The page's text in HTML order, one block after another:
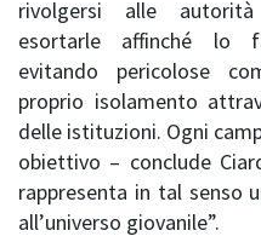
rivolgersi alle autorità
esortarle affinché lo
evitando pericolose
proprio isolamento
delle istituzioni. Ogni
obiettivo – conclude
rappresenta in tal senso
all’universo giovanile”.